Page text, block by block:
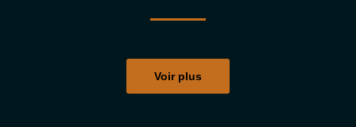
Voir plus